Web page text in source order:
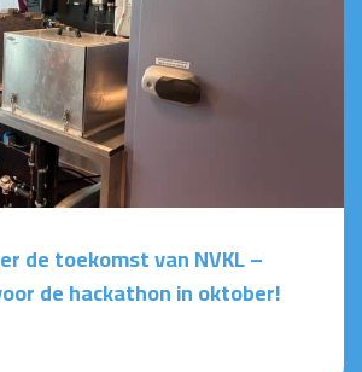
de toekomst van NVKL –
de hackathon in oktober!